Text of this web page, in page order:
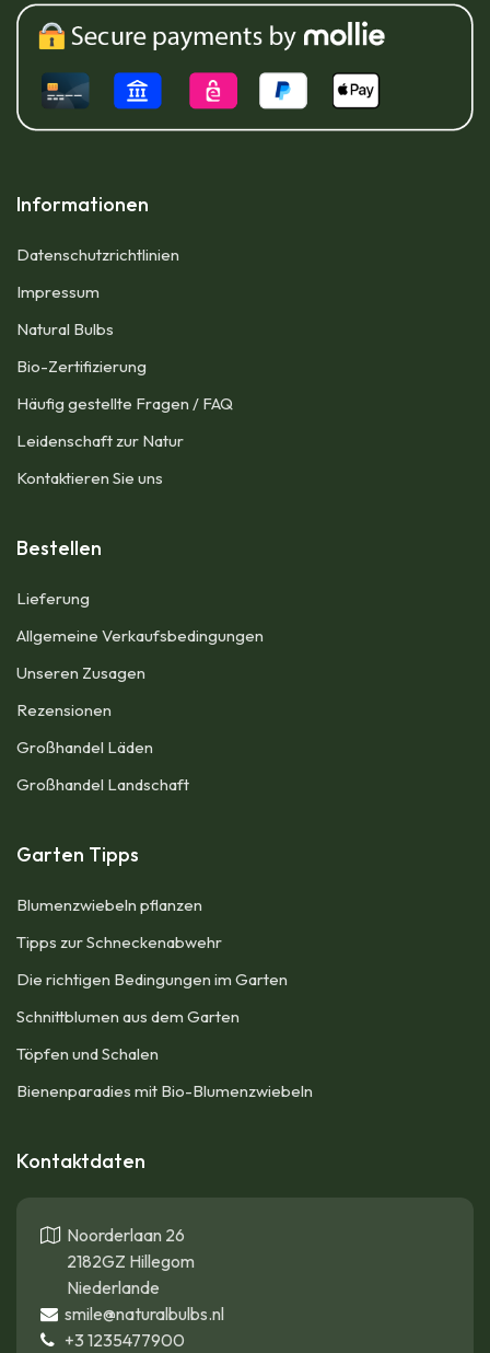
Informationen
Datenschutzrichtlinien
Impressum​
Natural Bulbs
Bio-Zertifizierung
Häufig gestellte Fragen / FAQ
Leidenschaft zur Natur
Kontaktieren Sie uns
Bestellen
Lieferung
Allgemeine Verkaufsbedingungen​
Unseren Zusagen
Rezensionen
Großhandel Läden
Großhandel Landschaft
Garten Tipps
Blumenzwiebeln pflanzen​
Tipps zur Schneckenabwehr
Die richtigen Bedingungen im Garten
Schnittblumen aus dem Garten
Töpfen und Schalen
Bienenparadies mit Bio-Blumenzwiebeln
Kontaktdaten
Noorderlaan 26
2182GZ Hillegom
Niederlande
smile@naturalbulbs.nl
+3 1235477900